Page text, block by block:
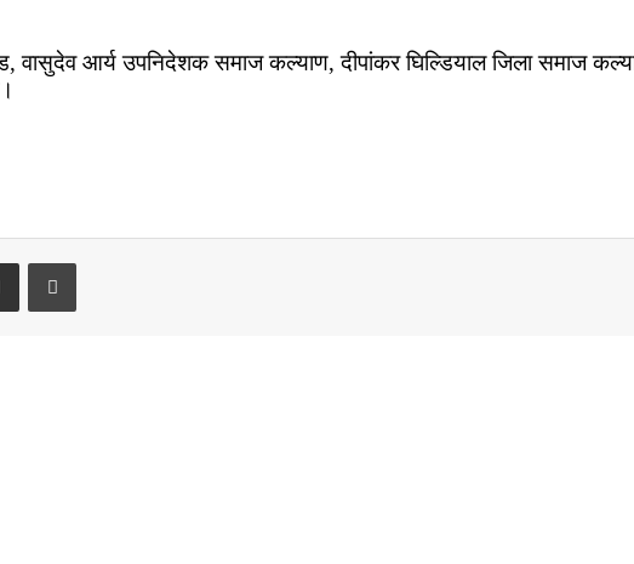
आर्य उपनिदेशक समाज कल्याण, दीपांकर घिल्डियाल जिला समाज
Share via Email Print